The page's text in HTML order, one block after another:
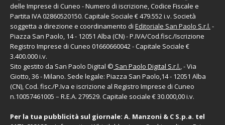
delle Imprese di Cuneo - Numero di iscrizione, Codice Fiscale e
Partita IVA 02860520150. Capitale Sociale € 479.552 i.v. Società
soggetta a direzione e coordinamento di Editoriale San Paolo S.r.l. -
Piazza San Paolo, 14 - 12051 Alba (CN) - P.IVA/Cod.fisc./Iscrizione
Registro Imprese di Cuneo 01660660042 - Capitale Sociale €
3.400.000 i.v.
Sito gestito da San Paolo Digital © San Paolo Digital S.r.l., - Via
Giotto, 36 - Milano. Sede legale: Piazza San Paolo,14 - 12051 Alba
(CN), Cod. fisc./P.Iva e iscrizione al Registro Imprese di Cuneo
n.10057461005 – R.E.A. 279529. Capitale sociale € 30.000,00 i.v.
Per la tua pubblicità sul giornale: A. Manzoni & C S.p.a. tel